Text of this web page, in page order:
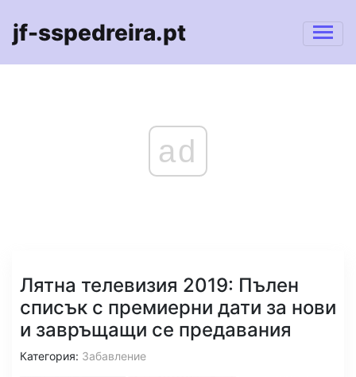
jf-sspedreira.pt
ad
Лятна телевизия 2019: Пълен
списък с премиерни дати за нови
и завръщащи се предавания
Категория: Забавление